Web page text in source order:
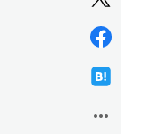
more_horiz